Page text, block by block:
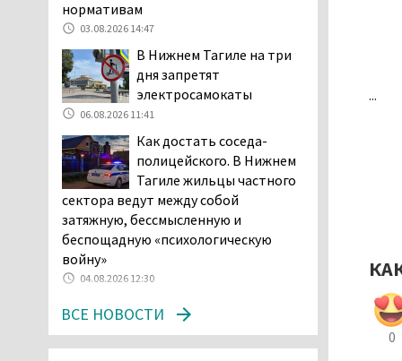
...
0
В Нижнем Тагиле на три
дня запретят
06.08.2026 11:41
«Я уверен, это бельевая
вошь». Родители 10-
пожаловались на кровососущих
паразитов, которые искусали их
ребёнка в детской больнице
Нижнего Тагила
05.08.2026 17:59
Директора уральского
предприятия по
«Упырь» подорвали в автомобиле
под Екатеринбургом
05.08.2026 17:05
нормативам
03.08.2026 14:47
В Нижнем Тагиле на три
дня запретят
электросамокаты
06.08.2026 11:41
Как достать соседа-
полицейского. В Нижнем
Тагиле жильцы частного
сектора ведут между собой
затяжную, бессмысленную и
беспощадную «психологическую
войну»
04.08.2026 12:30
ВСЕ НОВОСТИ